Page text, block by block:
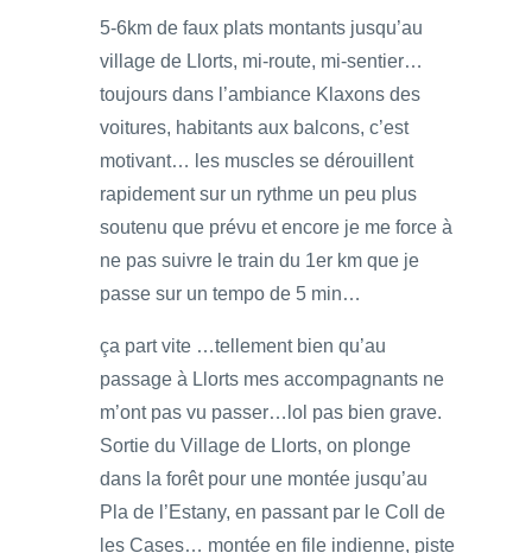
5-6km de faux plats montants jusqu’au
village de Llorts, mi-route, mi-sentier…
toujours dans l’ambiance Klaxons des
voitures, habitants aux balcons, c’est
motivant… les muscles se dérouillent
rapidement sur un rythme un peu plus
soutenu que prévu et encore je me force à
ne pas suivre le train du 1er km que je
passe sur un tempo de 5 min…
ça part vite …tellement bien qu’au
passage à Llorts mes accompagnants ne
m’ont pas vu passer…lol pas bien grave.
Sortie du Village de Llorts, on plonge
dans la forêt pour une montée jusqu’au
Pla de l’Estany, en passant par le Coll de
les Cases… montée en file indienne, piste